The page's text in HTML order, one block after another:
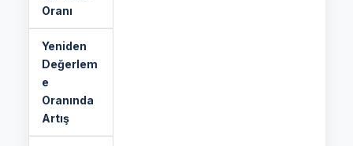
Oranı
Yeniden
Değerlem
e
Oranında
Artış